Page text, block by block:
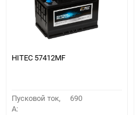
HITEC 57412MF
Пусковой ток,
A:
690